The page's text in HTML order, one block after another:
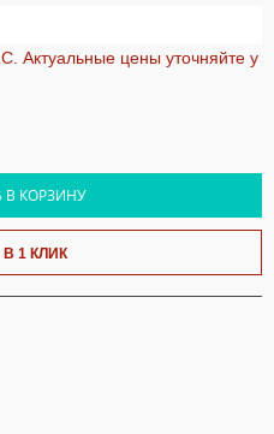
Актуальные цены уточняйте у
В КОРЗИНУ
1 КЛИК